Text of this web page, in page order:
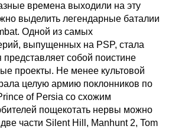
времена выходили на эту
выделить легендарные баталии
Одной из самых
выпущенных на PSP, стала
представляет собой поистине
проекты. Не менее культовой
целую армию поклонников по
of Persia со схожим
пощекотать нервы можно
части Silent Hill, Manhunt 2, Tom